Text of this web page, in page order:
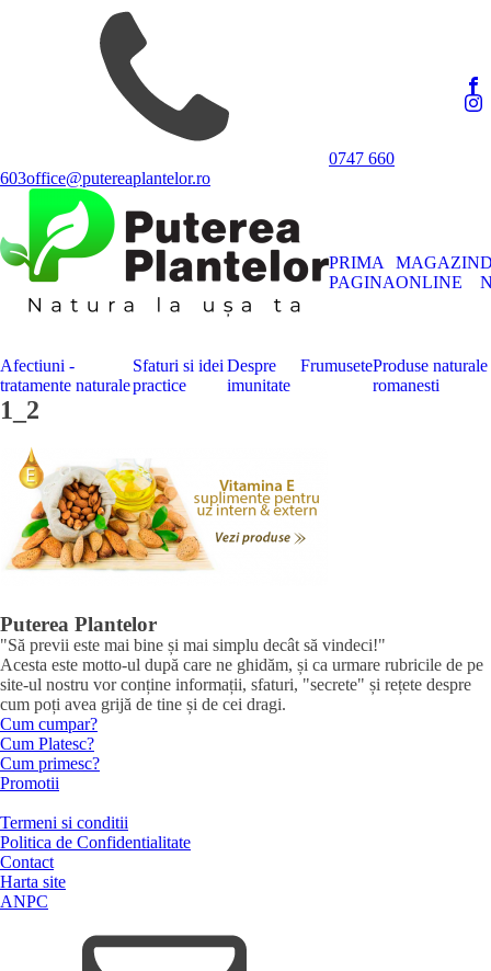
0747 660
603office@putereaplantelor.ro
PRIMA
PAGINA
MAGAZIN
ONLINE
Afectiuni -
tratamente naturale
Sfaturi si idei
practice
Despre
imunitate
FrumuseteProduse naturale
romanesti
1_2
Puterea Plantelor
"Să previi este mai bine și mai simplu decât să vindeci!"
Acesta este motto-ul după care ne ghidăm, și ca urmare rubricile de pe
site-ul nostru vor conține informații, sfaturi, "secrete" și rețete despre
cum poți avea grijă de tine și de cei dragi.
Cum cumpar?
Cum Platesc?
Cum primesc?
Promotii
Termeni si conditii
Politica de Confidentialitate
Contact
Harta site
ANPC